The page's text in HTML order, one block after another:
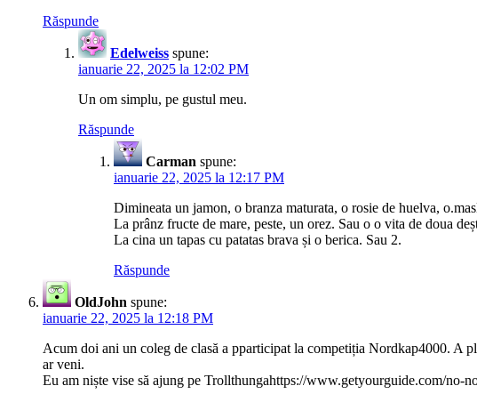
Răspunde
Edelweiss spune:
ianuarie 22, 2025 la 12:02 PM
Un om simplu, pe gustul meu.
Răspunde
Carman spune:
ianuarie 22, 2025 la 12:17 PM
Dimineata un jamon, o branza maturata, o rosie de huelva,
La prânz fructe de mare, peste, un orez. Sau o o vita de doua
La cina un tapas cu patatas brava și o berica. Sau 2.
Răspunde
OldJohn spune:
ianuarie 22, 2025 la 12:18 PM
Acum doi ani un coleg de clasă a pparticipat la competiția Nordkap4000. A
ar veni.
Eu am niște vise să ajung pe Trollthungahttps://www.getyourguide.com/